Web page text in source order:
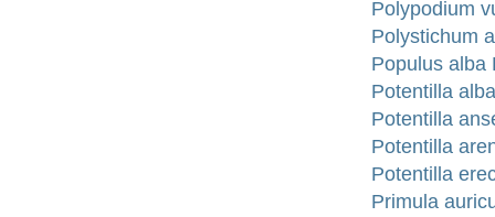
Polypodium
Polystichum
Populus alba
Potentilla
Potentilla
Potentilla
Potentilla
Primula